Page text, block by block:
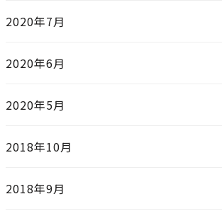
2020年7月
2020年6月
2020年5月
2018年10月
2018年9月